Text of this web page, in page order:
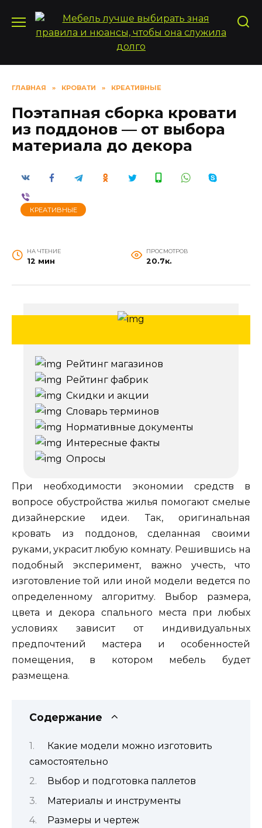
содержанию
ГЛАВНАЯ » КРОВАТИ » КРЕАТИВНЫЕ
Поэтапная сборка кровати
из поддонов — от выбора
материала до декора
КРЕАТИВНЫЕ
НА ЧТЕНИЕ
12 мин
ПРОСМОТРОВ
20.7к.
Рейтинг магазинов
Рейтинг фабрик
Скидки и акции
Словарь терминов
Нормативные документы
Интересные факты
Опросы
При необходимости экономии средств в
вопросе обустройства жилья помогают смелые
дизайнерские идеи. Так, оригинальная
кровать из поддонов, сделанная своими
руками, украсит любую комнату. Решившись на
подобный эксперимент, важно учесть, что
изготовление той или иной модели ведется по
определенному алгоритму. Выбор размера,
цвета и декора спального места при любых
условиях зависит от индивидуальных
предпочтений мастера и особенностей
помещения, в котором мебель будет
размещена.
Содержание
Какие модели можно изготовить
самостоятельно
Выбор и подготовка паллетов
Материалы и инструменты
Размеры и чертеж